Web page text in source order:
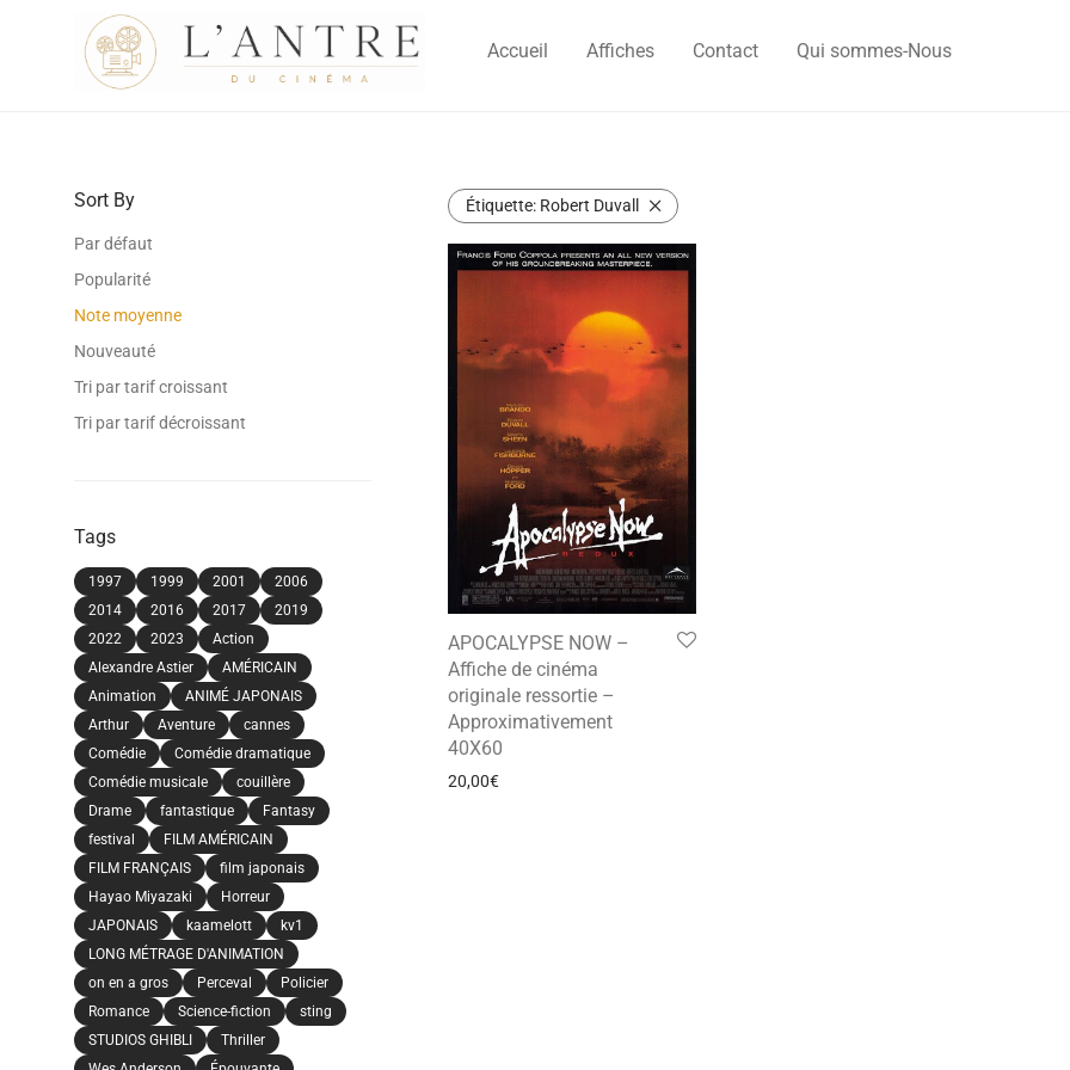
Accueil Affiches Contact Qui sommes-Nous
Sort By
Par défaut
Popularité
Note moyenne
Nouveauté
Tri par tarif croissant
Tri par tarif décroissant
Tags
1997 1999 2001
2006
2014
2016 2017
2019
2022
2023
Action
Alexandre Astier
AMÉRICAIN
Animation
ANIMÉ JAPONAIS
Arthur
Aventure
cannes
Comédie
Comédie dramatique
Comédie musicale
couillère
Drame
fantastique
Fantasy
festival
FILM AMÉRICAIN
FILM FRANÇAIS
film japonais
Hayao Miyazaki
Horreur
JAPONAIS
kaamelott
kv1
LONG MÉTRAGE D'ANIMATION
on en a gros
Perceval
Policier
Romance
Science-fiction
sting
STUDIOS GHIBLI
Thriller
Étiquette: Robert Duvall
APOCALYPSE NOW –
Affiche de cinéma
originale ressortie –
Approximativement
40X60
20,00€